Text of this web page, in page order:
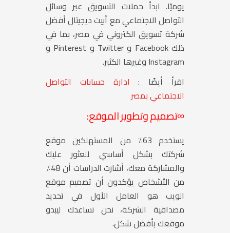
يوميًا. ابدأ حملات التسويق عبر وسائل
التواصل الاجتماعي مع أبيت ديجيتال أفضل
شركة تسويق الكتروني في مصر، بما في
ذلك Facebook و Twitter و Pinterest و
Instagram وغيرها الكثير.
اقرأ أيضًا : ادارة حسابات التواصل
الاجتماعي بمصر
∞تصميم وتطوير الموقع:
يستخدم 63٪ من المستهلكين موقع
شركتك بشكل أساسي للعثور عليك
والمشاركة معك، أشارت الدراسات أن 48٪
من الأشخاص يؤكدون أن تصميم موقع
الويب هو العامل الأول في تحديد
مصداقية الشركة، نحن نساعدك ليبدو
موقعك بأفضل شكل.